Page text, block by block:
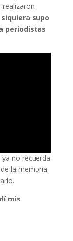
supo
periodistas
no recuerda
la memoria
mis